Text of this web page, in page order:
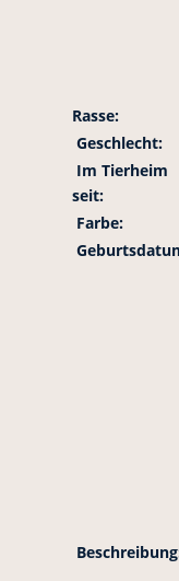
Rasse:
Geschlecht:
Im Tierheim
seit:
Farbe: